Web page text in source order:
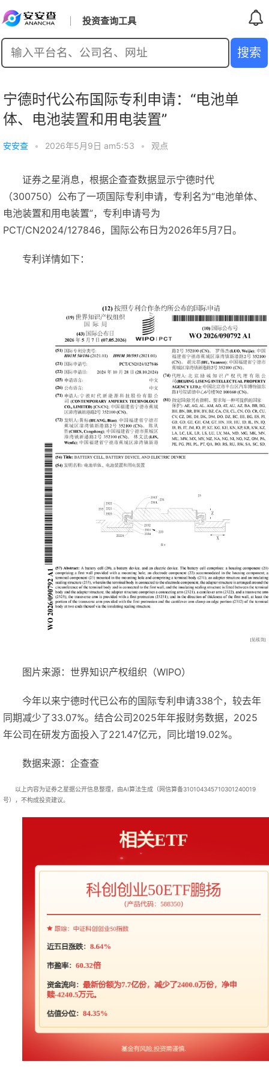
投资查询工具
宁德时代公布国际专利申请：“电池单
体、电池装置和用电装置”
安安查 • 2026年5月9日 am5:53 • 观点
证券之星消息，根据企查查数据显示宁德时代
（300750）公布了一项国际专利申请，专利名为“电池单体、
电池装置和用电装置”，专利申请号为
PCT/CN2024/127846，国际公布日为2026年5月7日。
专利详情如下：
图片来源：世界知识产权组织（WIPO）
今年以来宁德时代已公布的国际专利申请338个，较去年
同期减少了33.07%。结合公司2025年年报财务数据，2025
年公司在研发方面投入了221.47亿元，同比增19.02%。
数据来源：企查查
以上内容为证券之星据公开信息整理，由AI算法生成（网信算备310104345710301240019
号），不构成投资建议。